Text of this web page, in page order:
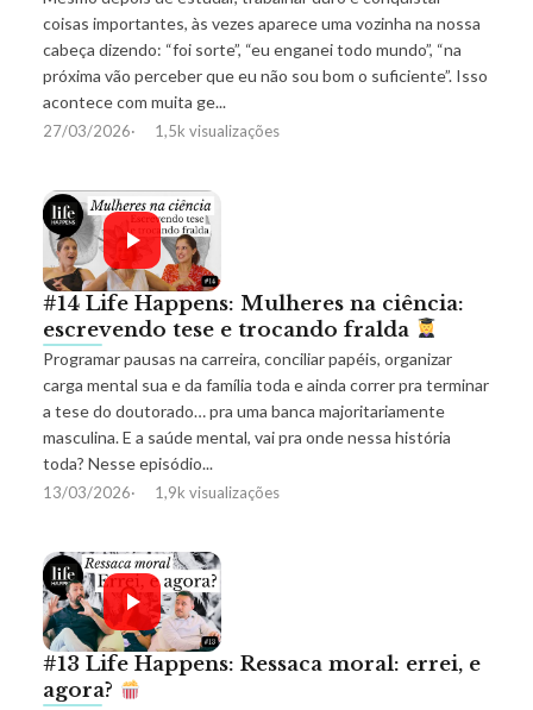
coisas importantes, às vezes aparece uma vozinha na nossa
cabeça dizendo: “foi sorte”, “eu enganei todo mundo”, “na
próxima vão perceber que eu não sou bom o suficiente”. Isso
acontece com muita ge...
27/03/2026 1,5k visualizações
#14 Life Happens: Mulheres na ciência:
escrevendo tese e trocando fralda
Programar pausas na carreira, conciliar papéis, organizar
carga mental sua e da família toda e ainda correr pra terminar
a tese do doutorado… pra uma banca majoritariamente
masculina. E a saúde mental, vai pra onde nessa história
toda? Nesse episódio...
13/03/2026 1,9k visualizações
#13 Life Happens: Ressaca moral: errei, e
agora?